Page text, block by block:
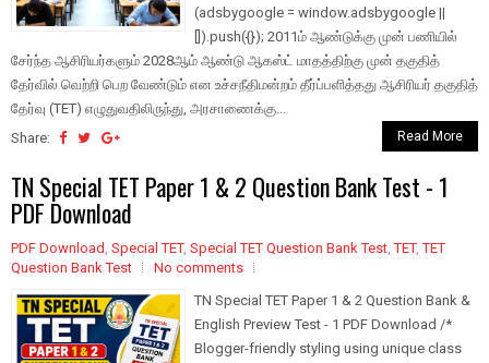
(adsbygoogle = window.adsbygoogle ||
[]).push({}); 2011ம் ஆண்டுக்கு முன் பணியில்
சேர்ந்த ஆசிரியர்களும் 2028ஆம் ஆண்டு ஆகஸ்ட் மாதத்திற்கு முன் தகுதித்
தேர்வில் வெற்றி பெற வேண்டும் என உச்சநீதிமன்றம் தீர்ப்பளித்தது ஆசிரியர் தகுதித்
தேர்வு (TET) எழுதுவதிலிருந்து, அரசாணைக்கு...
Share:
Read More
TN Special TET Paper 1 & 2 Question Bank Test - 1
PDF Download
PDF Download , Special TET, Special TET Question Bank Test,TET,TET
Question Bank Test
No comments
TN Special TET Paper 1 & 2 Question Bank &
English Preview Test - 1 PDF Download /*
Blogger-friendly styling using unique class